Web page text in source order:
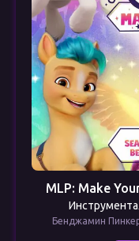
MLP: Make
Бенджамин